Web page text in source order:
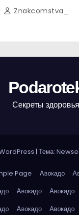
Znakcomstva_
Секреты здоровья
WordPress | Тема:
Page Авокадо
Авокадо Авокадо
Авокадо Авокадо